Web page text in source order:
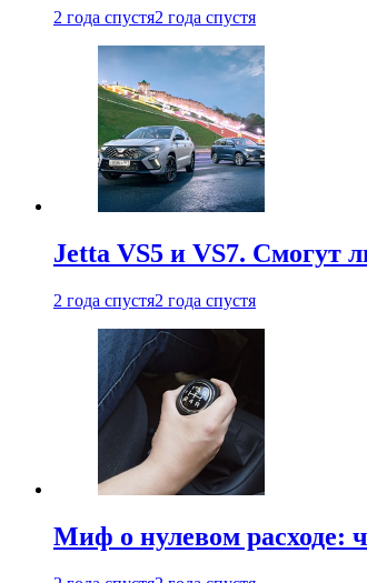
2 года спустя2 года спустя
Jetta VS5 и VS7. Смогут
2 года спустя2 года спустя
Миф о нулевом расходе: